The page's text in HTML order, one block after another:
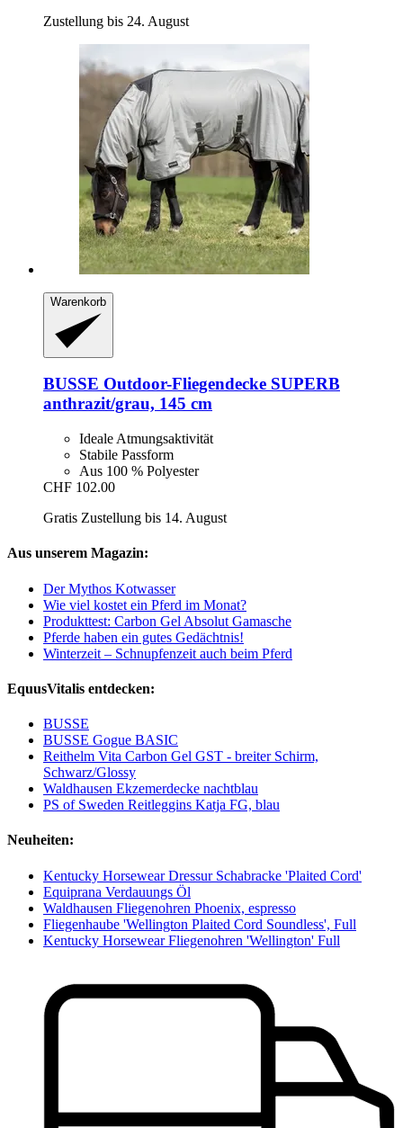
Zustellung bis 24. August
Warenkorb
BUSSE Outdoor-​Fliegendecke SUPERB
anthrazit/grau, 145 cm
Ideale Atmungsaktivität
Stabile Passform
Aus 100 % Polyester
CHF 102.00
Gratis Zustellung bis 14. August
Aus unserem Magazin:
Der Mythos Kotwasser
Wie viel kostet ein Pferd im Monat?
Produkttest: Carbon Gel Absolut Gamasche
Pferde haben ein gutes Gedächtnis!
Winterzeit – Schnupfenzeit auch beim Pferd
EquusVitalis entdecken:
BUSSE
BUSSE Gogue BASIC
Reithelm Vita Carbon Gel GST - breiter Schirm,
Schwarz/Glossy
Waldhausen Ekzemerdecke nachtblau
PS of Sweden Reitleggins Katja FG, blau
Neuheiten:
Kentucky Horsewear Dressur Schabracke 'Plaited Cord'
Equiprana Verdauungs Öl
Waldhausen Fliegenohren Phoenix, espresso
Fliegenhaube 'Wellington Plaited Cord Soundless', Full
Kentucky Horsewear Fliegenohren 'Wellington' Full